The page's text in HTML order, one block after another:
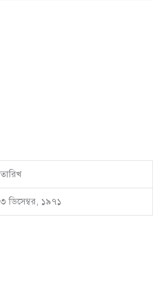
তারিখ
৩ ডিসেম্বর, ১৯৭১